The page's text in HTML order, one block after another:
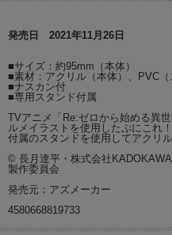
発売日 2021年11月26日
■サイズ：約95mm（本体）
■素材：アクリル（本体）、PVC（
■ナスカン付
■専用スタンド付属
TVアニメ「Re:ゼロから始める異
ルメイラストを使用したぷにこれ
付属のスタンドを使用してアクリ
© 長月達平・株式会社
製作委員会
発売元：アズメーカー
4580668819733